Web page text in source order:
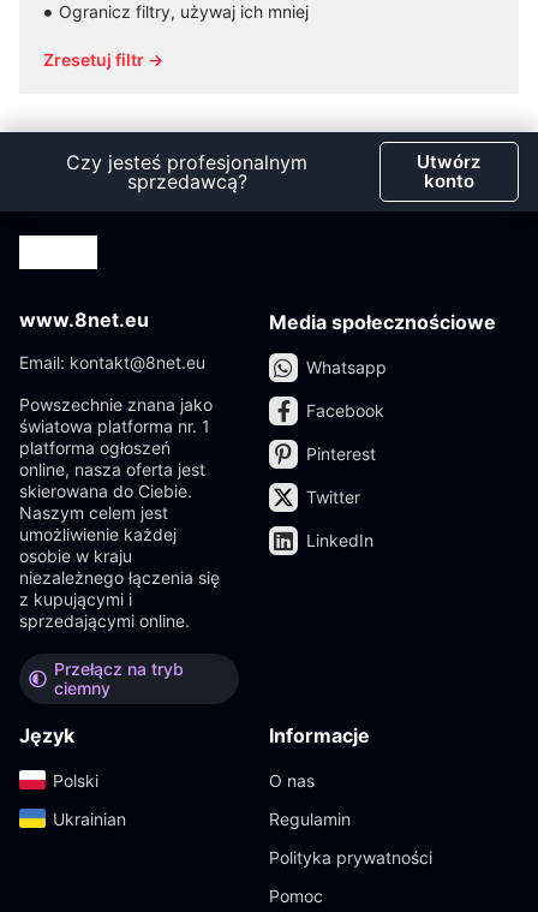
Ogranicz filtry, używaj ich mniej
Zresetuj filtr →
Czy jesteś profesjonalnym
sprzedawcą?
Utwórz
konto
www.8net.eu
Email: kontakt@8net.eu
Powszechnie znana jako
światowa platforma nr. 1
platforma ogłoszeń
online, nasza oferta jest
skierowana do Ciebie.
Naszym celem jest
umożliwienie każdej
osobie w kraju
niezależnego łączenia się
z kupującymi i
sprzedającymi online.
Przełącz na tryb
ciemny
Media społecznościowe
Whatsapp
Facebook
Pinterest
Twitter
LinkedIn
Język
Polski‎
Ukrainian‎
Informacje
O nas
Regulamin
Polityka prywatności
Pomoc